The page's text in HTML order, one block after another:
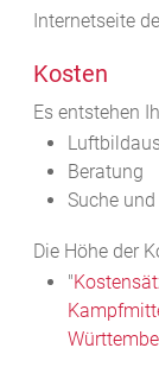
Internetseite
Kosten
Es entstehen
Beratung
Suche
Die Höhe der
"